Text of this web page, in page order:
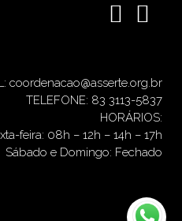
coordenacao@asserte.org.br
TELEFONE: 83 3113-5837
HORÁRIOS:
feira: 08h – 12h – 14h – 17h
Sábado e Domingo: Fechado